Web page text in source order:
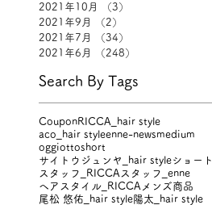
2021年10月
（3）
2021年9月
（2）
2021年7月
（34）
2021年6月
（248）
Search By Tags
CouponRICCA_hair style
aco_hair styleenne-newsmedium
oggiottoshort
サイトウジュンヤ_hair styleショート
スタッフ_RICCA スタッフ_enne
ヘアスタイル_RICCA メンズ商品
尾松 悠佑_hair style陽太_hair style